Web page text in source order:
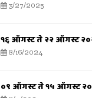
3/27/2025
१६ ऑगस्ट ते २२ ऑगस्ट
8/16/2024
०९ ऑगस्ट ते १५ ऑगस्ट